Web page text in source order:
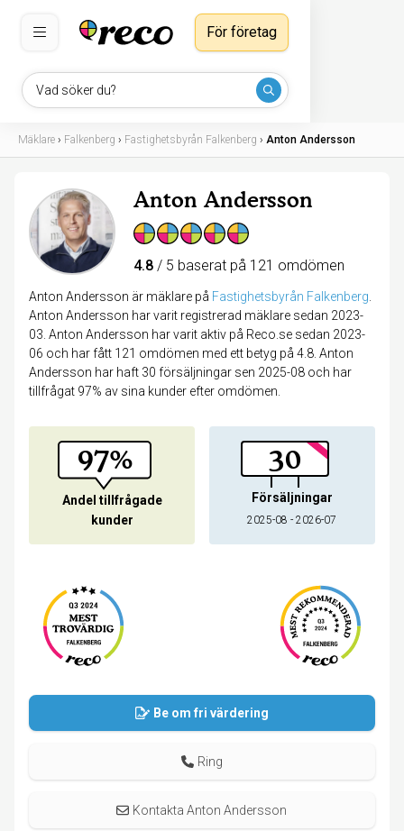
Vad söker du?
För företag
Mäklare › Falkenberg › Fastighetsbyrån Falkenberg › Anton Andersson
Anton Andersson
4.8 / 5 baserat på 121 omdömen
Anton Andersson är mäklare på Fastighetsbyrån Falkenberg
Anton Andersson har varit registrerad mäklare sedan 2023-
03. Anton Andersson har varit aktiv på Reco.se sedan 2023-
06 och har fått 121 omdömen med ett betyg på 4.8. Anton
Andersson har haft 30 försäljningar sen 2025-08 och har
tillfrågat 97% av sina kunder efter omdömen.
97%
Andel tillfrågade
kunder
30
Försäljningar
2025-08 - 2026-07
Be om fri värdering
Ring
Kontakta Anton Andersson